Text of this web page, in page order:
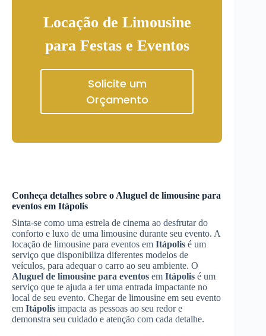
Locação de Limousine
para Festas e Eventos
Solicite um
Orçamento
Conheça detalhes sobre o Aluguel de limousine para
eventos em Itápolis
Sinta-se como uma estrela de cinema ao desfrutar do
conforto e luxo de uma limousine durante seu evento. A
locação de limousine para eventos em Itápolis é um
serviço que disponibiliza diferentes modelos de
veículos, para adequar o carro ao seu ambiente. O
Aluguel de limousine para eventos em Itápolis é um
serviço que te ajuda a ter uma entrada impactante no
local de seu evento. Chegar de limousine em seu evento
em Itápolis impacta as pessoas ao seu redor e
demonstra seu cuidado e atenção com cada detalhe.